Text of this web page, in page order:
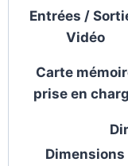
Entrées /
Vidéo
Carte
prise en
Dimensions